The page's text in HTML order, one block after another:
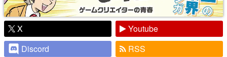
X
Youtube
Discord
RSS